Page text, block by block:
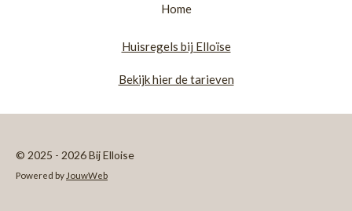
Home
Huisregels bij Elloïse
Bekijk hier de tarieven
© 2025 - 2026 Bij Elloise
Powered by JouwWeb